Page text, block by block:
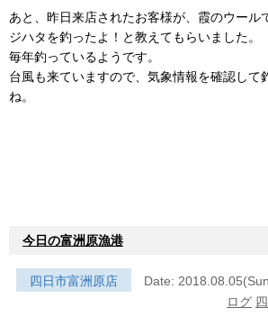
あと、昨日来店されたお客様が、霞のウール
ジハタを釣ったよ！と教えてもらいました。
毎年釣っているようです。
台風も来ていますので、気象情報を確認して
ね。
今日の富洲原漁港
四日市富洲原店 Date:
ログ